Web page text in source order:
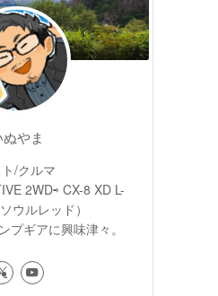
ぬやま
/クルマ
2WD⇨ CX-8 XD L-
ウルレッド）
プギアに興味津々。